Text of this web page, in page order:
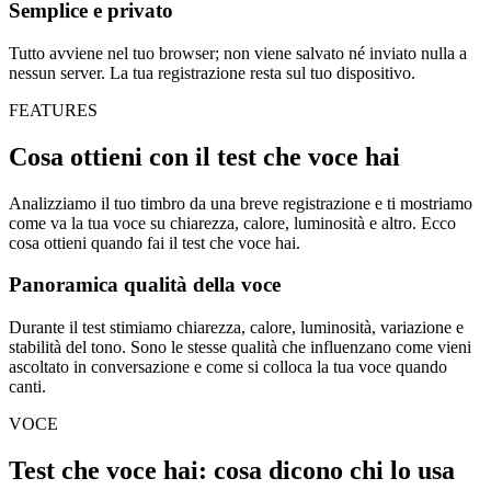
Semplice e privato
Tutto avviene nel tuo browser; non viene salvato né inviato nulla a
nessun server. La tua registrazione resta sul tuo dispositivo.
FEATURES
Cosa ottieni con il test che voce hai
Analizziamo il tuo timbro da una breve registrazione e ti mostriamo
come va la tua voce su chiarezza, calore, luminosità e altro. Ecco
cosa ottieni quando fai il test che voce hai.
Panoramica qualità della voce
Durante il test stimiamo chiarezza, calore, luminosità, variazione e
stabilità del tono. Sono le stesse qualità che influenzano come vieni
ascoltato in conversazione e come si colloca la tua voce quando
canti.
VOCE
Test che voce hai: cosa dicono chi lo usa